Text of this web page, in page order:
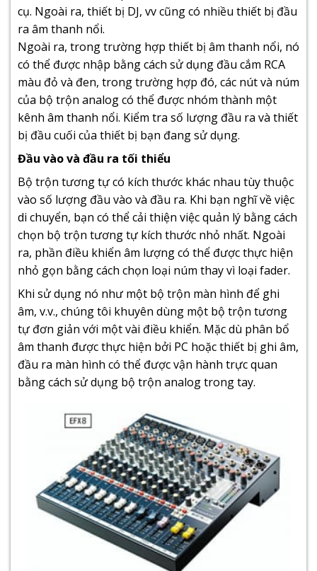
cụ. Ngoài ra, thiết bị DJ, vv cũng có nhiều thiết bị đầu
ra âm thanh nổi.
Ngoài ra, trong trường hợp thiết bị âm thanh nổi, nó
có thể được nhập bằng cách sử dụng đầu cắm RCA
màu đỏ và đen, trong trường hợp đó, các nút và núm
của bộ trộn analog có thể được nhóm thành một
kênh âm thanh nổi. Kiểm tra số lượng đầu ra và thiết
bị đầu cuối của thiết bị bạn đang sử dụng.
Đầu vào và đầu ra tối thiểu
Bộ trộn tương tự có kích thước khác nhau tùy thuộc
vào số lượng đầu vào và đầu ra. Khi bạn nghĩ về việc
di chuyển, bạn có thể cải thiện việc quản lý bằng cách
chọn bộ trộn tương tự kích thước nhỏ nhất. Ngoài
ra, phần điều khiển âm lượng có thể được thực hiện
nhỏ gọn bằng cách chọn loại núm thay vì loại fader.
Khi sử dụng nó như một bộ trộn màn hình để ghi
âm, v.v., chúng tôi khuyên dùng một bộ trộn tương
tự đơn giản với một vài điều khiển. Mặc dù phân bổ
âm thanh được thực hiện bởi PC hoặc thiết bị ghi âm,
đầu ra màn hình có thể được vận hành trực quan
bằng cách sử dụng bộ trộn analog trong tay.